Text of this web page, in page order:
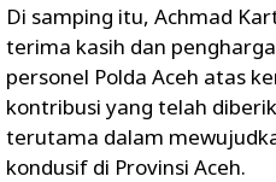
Di samping itu, Achmad
terima kasih dan
personel Polda Aceh atas
kontribusi yang telah
terutama dalam
kondusif di Provinsi Aceh.